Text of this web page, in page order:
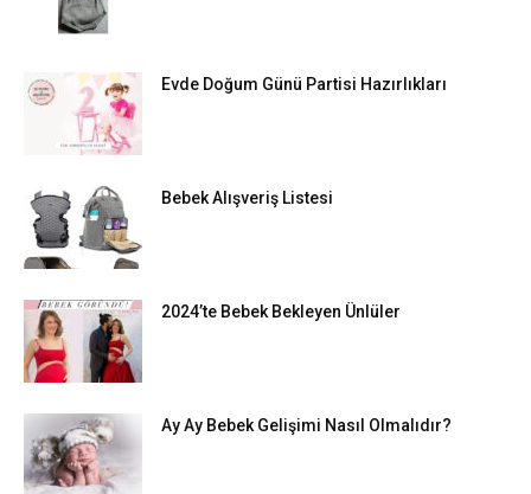
Evde Doğum Günü Partisi Hazırlıkları
Bebek Alışveriş Listesi
2024’te Bebek Bekleyen Ünlüler
Ay Ay Bebek Gelişimi Nasıl Olmalıdır?